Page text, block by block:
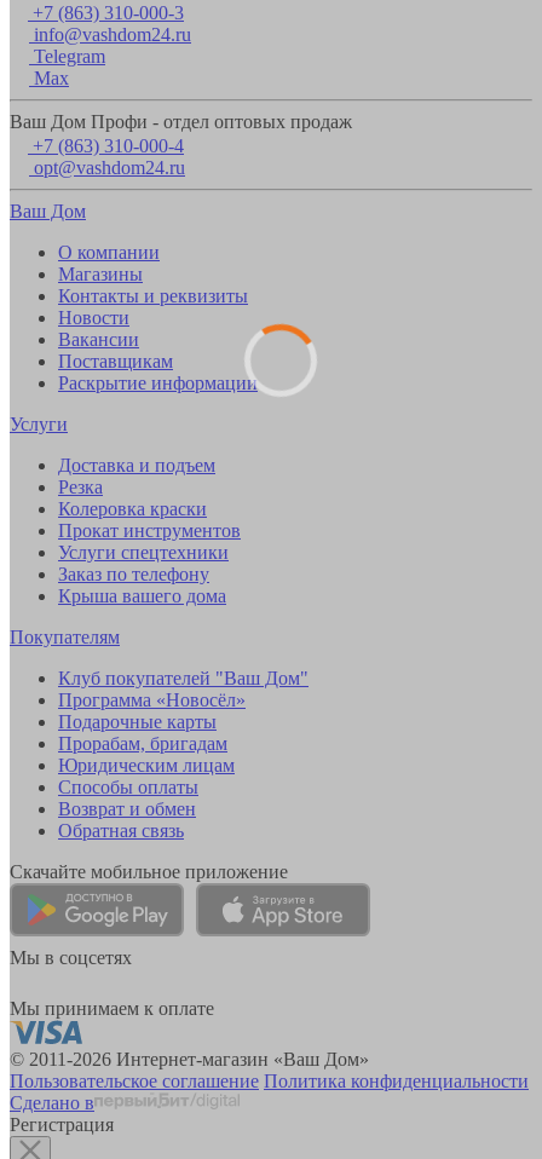
+7 (863) 310-000-3
info@vashdom24.ru
Telegram
Max
Ваш Дом Профи - отдел оптовых продаж
+7 (863) 310-000-4
opt@vashdom24.ru
Ваш Дом
О компании
Магазины
Контакты и реквизиты
Новости
Вакансии
Поставщикам
Раскрытие информации
Услуги
Доставка и подъем
Резка
Колеровка краски
Прокат инструментов
Услуги спецтехники
Заказ по телефону
Крыша вашего дома
Покупателям
Клуб покупателей "Ваш Дом"
Программа «Новосёл»
Подарочные карты
Прорабам, бригадам
Юридическим лицам
Способы оплаты
Возврат и обмен
Обратная связь
Скачайте мобильное приложение
Мы в соцсетях
Мы принимаем к оплате
© 2011-2026 Интернет-магазин «Ваш Дом»
Пользовательское соглашение Политика конфиденциальности
Сделано в
Регистрация